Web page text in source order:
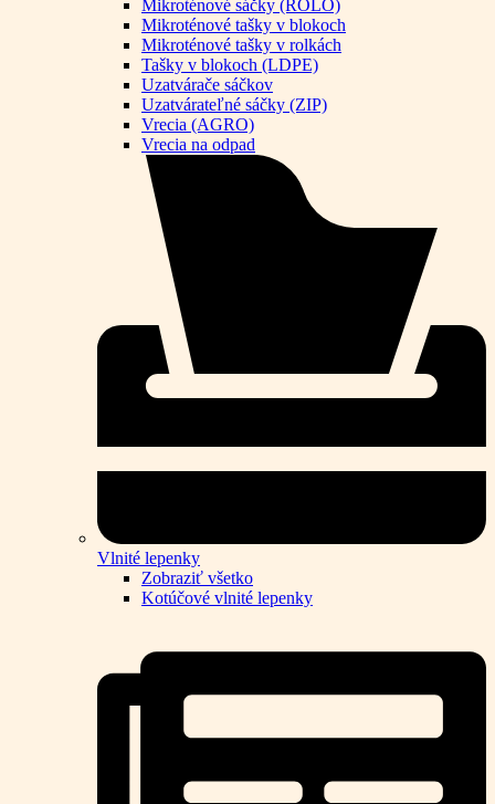
Mikroténové sáčky (ROLO)
Mikroténové tašky v blokoch
Mikroténové tašky v rolkách
Tašky v blokoch (LDPE)
Uzatvárače sáčkov
Uzatvárateľné sáčky (ZIP)
Vrecia (AGRO)
Vrecia na odpad
Vlnité lepenky
Zobraziť všetko
Kotúčové vlnité lepenky